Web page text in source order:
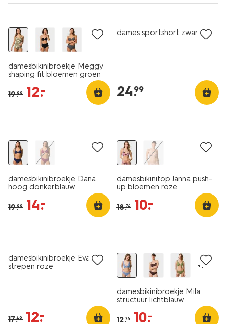
damesbikinibroekje Meggy
shaping fit bloemen groen
19.99 12.
–
dames sportshort zwart
24.
99
damesbikinibroekje Dana
hoog donkerblauw
19.99 14.
–
damesbikinitop Janna push-
up bloemen roze
18.74 10.
–
damesbikinibroekje Eva
strepen roze
17.49 12.
–
+7
damesbikinibroekje Mila
structuur lichtblauw
12.74 10.
–